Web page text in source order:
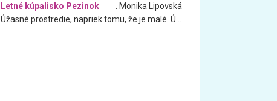
Letné kúpalisko Pezinok
. Monika Lipovská